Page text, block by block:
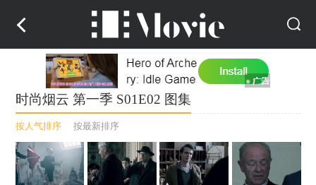
时尚烟云 第一季 S01E02 图集
按人气排序 按最新排序